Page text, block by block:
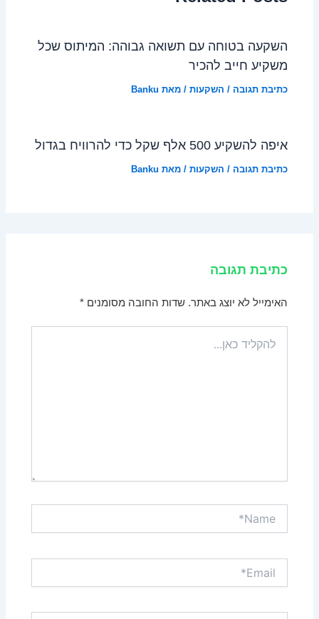
השקעה בטוחה עם תשואה גבוהה: המיתוס שכל
משקיע חייב להכיר
כתיבת תגובה / השקעות / מאת Banku
איפה להשקיע 500 אלף שקל כדי להרוויח בגדול
כתיבת תגובה / השקעות / מאת Banku
כתיבת תגובה
האימייל לא יוצג באתר. שדות החובה מסומנים*
כאן...